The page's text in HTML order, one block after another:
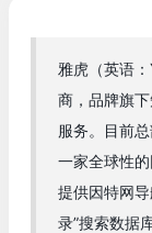
雅虎（英语
商，品牌旗
服务。目前
一家全球性
提供因特网
录”搜索数据